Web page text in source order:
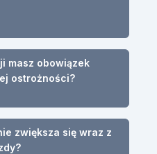
masz obowiązek
ostrożności?
zwiększa się wraz z